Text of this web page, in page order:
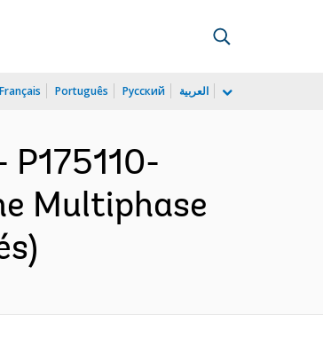
Français Português Русский العربية
P175110-
Multiphase